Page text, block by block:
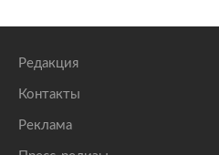
Редакция
Контакты
Реклама